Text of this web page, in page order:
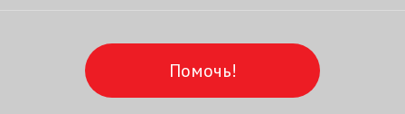
Помочь!